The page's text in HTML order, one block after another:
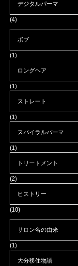
デジタルパーマ
(4)
ボブ
(1)
ロングヘア
(1)
ストレート
(1)
スパイラルパーマ
(1)
トリートメント
(2)
ヒストリー
(10)
サロン名の由来
(1)
大分移住物語